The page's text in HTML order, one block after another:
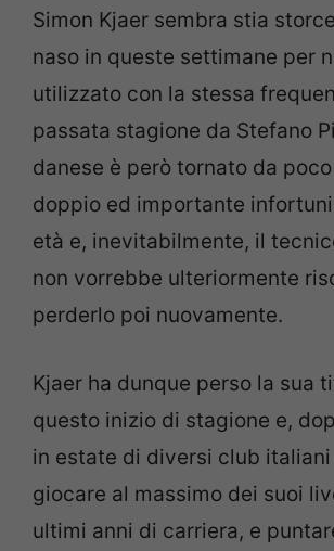
Simon Kjaer sembra stia
naso in queste settimane per
utilizzato con la stessa
passata stagione da Stefano
danese è però tornato da
doppio ed importante
età e, inevitabilmente, il
non vorrebbe ulteriormente
perderlo poi nuovamente.
Kjaer ha dunque perso la sua
questo inizio di stagione e,
in estate di diversi club italiani
giocare al massimo dei suoi
ultimi anni di carriera, e